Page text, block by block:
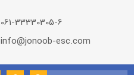
061-33330305-6
info@jonoob-esc.com